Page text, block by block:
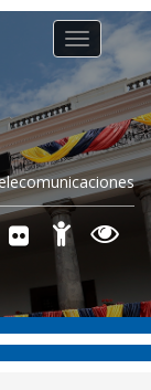
Toggle
navigation